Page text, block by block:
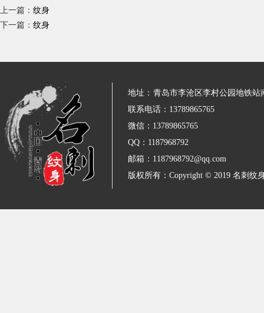
上一篇： 纹身
下一篇： 纹身
地址： 青岛市李沧区李村公园地铁站
联系电话：13789865765
微信：13789865765
QQ：1187968792
邮箱：1187968792@qq.com
版权所有：Copyright © 2019 名刺纹